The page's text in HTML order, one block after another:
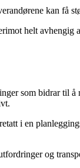
kan få
helt avhengig
som bidrar til å
i en
og